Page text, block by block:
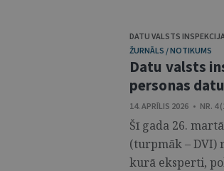
DATU VALSTS
ŽURNĀLS / NOTIKUMS
Datu valsts
personas
14. APRĪLIS 2026 • NR. 4
Šī gada 26.
(turpmāk – DVI)
kurā eksperti,